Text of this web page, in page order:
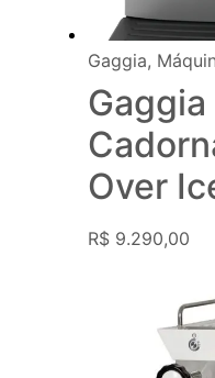
Gaggia,
Over
R$ 9.290,00